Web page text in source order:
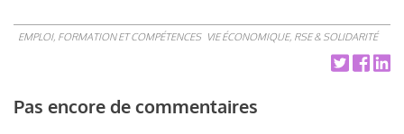
EMPLOI, FORMATION ET COMPÉTENCES VIE ÉCONOMIQUE, RSE & SOLIDARITÉ
Pas encore de commentaires